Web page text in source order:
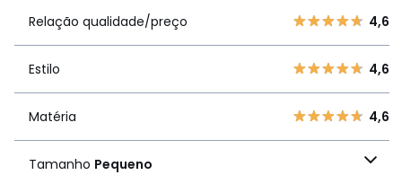
1
2
3
5
qualidade/preço
4,6
4,6
4,6
Relação qualidade/preço 4,6
Estilo 4,6
Matéria 4,6
Tamanho Pequeno